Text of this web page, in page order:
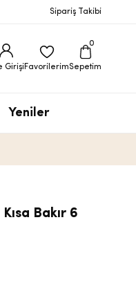
Sipariş Takibi
Girişi FavorilerimSepetim
0
Yeniler
Bakır 6